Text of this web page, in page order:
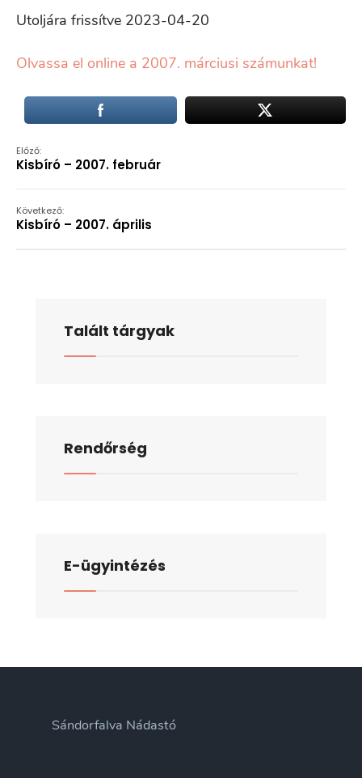
Utoljára frissítve 2023-04-20
Olvassa el online a 2007. márciusi számunkat!
Előző:
Kisbíró – 2007. február
Következő:
Kisbíró – 2007. április
Talált tárgyak
Rendőrség
E-ügyintézés
Sándorfalva Nádastó